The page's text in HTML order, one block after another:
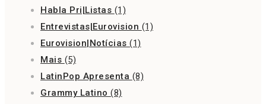
Habla Pri|Listas (1)
Entrevistas|Eurovision (1)
Eurovision|Notícias (1)
Mais (5)
LatinPop Apresenta (8)
Grammy Latino (8)